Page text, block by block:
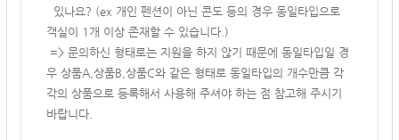
있나요? (ex 개인 펜션이 아닌 콘도 등의 경우 동일타입으로
객실이 1개 이상 존재할 수 있습니다.)
=> 문의하신 형태로는 지원을 하지 않기 때문에 동일타입일 경
우 상품A,상품B,상품C와 같은 형태로 동일타입의 개수만큼 각
각의 상품으로 등록해서 사용해 주셔야 하는 점 참고해 주시기
바랍니다.